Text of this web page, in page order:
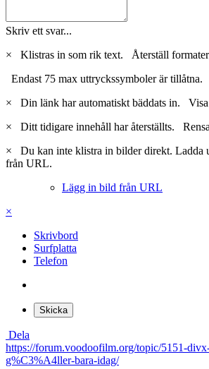
Skriv ett svar...
×
Klistras in som rik text. Återställ
Endast 75 max uttryckssymboler är tillåtna.
×
Din länk har automatiskt bäddats in.
×
Ditt tidigare innehåll har återställts.
×
Du kan inte klistra in bilder direkt. Ladda
från URL.
Lägg in bild från URL
×
Skrivbord
Surfplatta
Telefon
Skicka
Dela
https://forum.voodoofilm.org/topic/5151-
g%C3%A4ller-bara-idag/